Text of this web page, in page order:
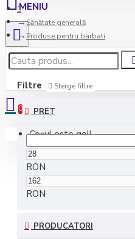
0
Coșul este gol!
Sănătate generală
Produse pentru barbati
Filtre Sterge filtre
PRET
RON
RON
PRODUCATORI